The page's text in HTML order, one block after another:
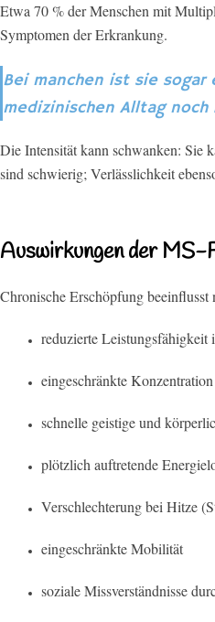
Etwa 70 % der Menschen mit
Symptomen der Erkrankung.
Bei manchen ist sie sogar
medizinischen Alltag
Die Intensität kann schwanken: Sie
sind schwierig; Verlässlichkeit
Auswirkungen der MS-
Chronische Erschöpfung beeinflusst
reduzierte Leistungsfähigkeit
eingeschränkte
schnelle geistige und
plötzlich auftretende
Verschlechterung bei Hitze
eingeschränkte Mobilität
soziale Missverständnisse